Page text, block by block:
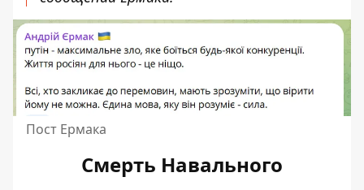
Пост Ермака
Смерть Навального